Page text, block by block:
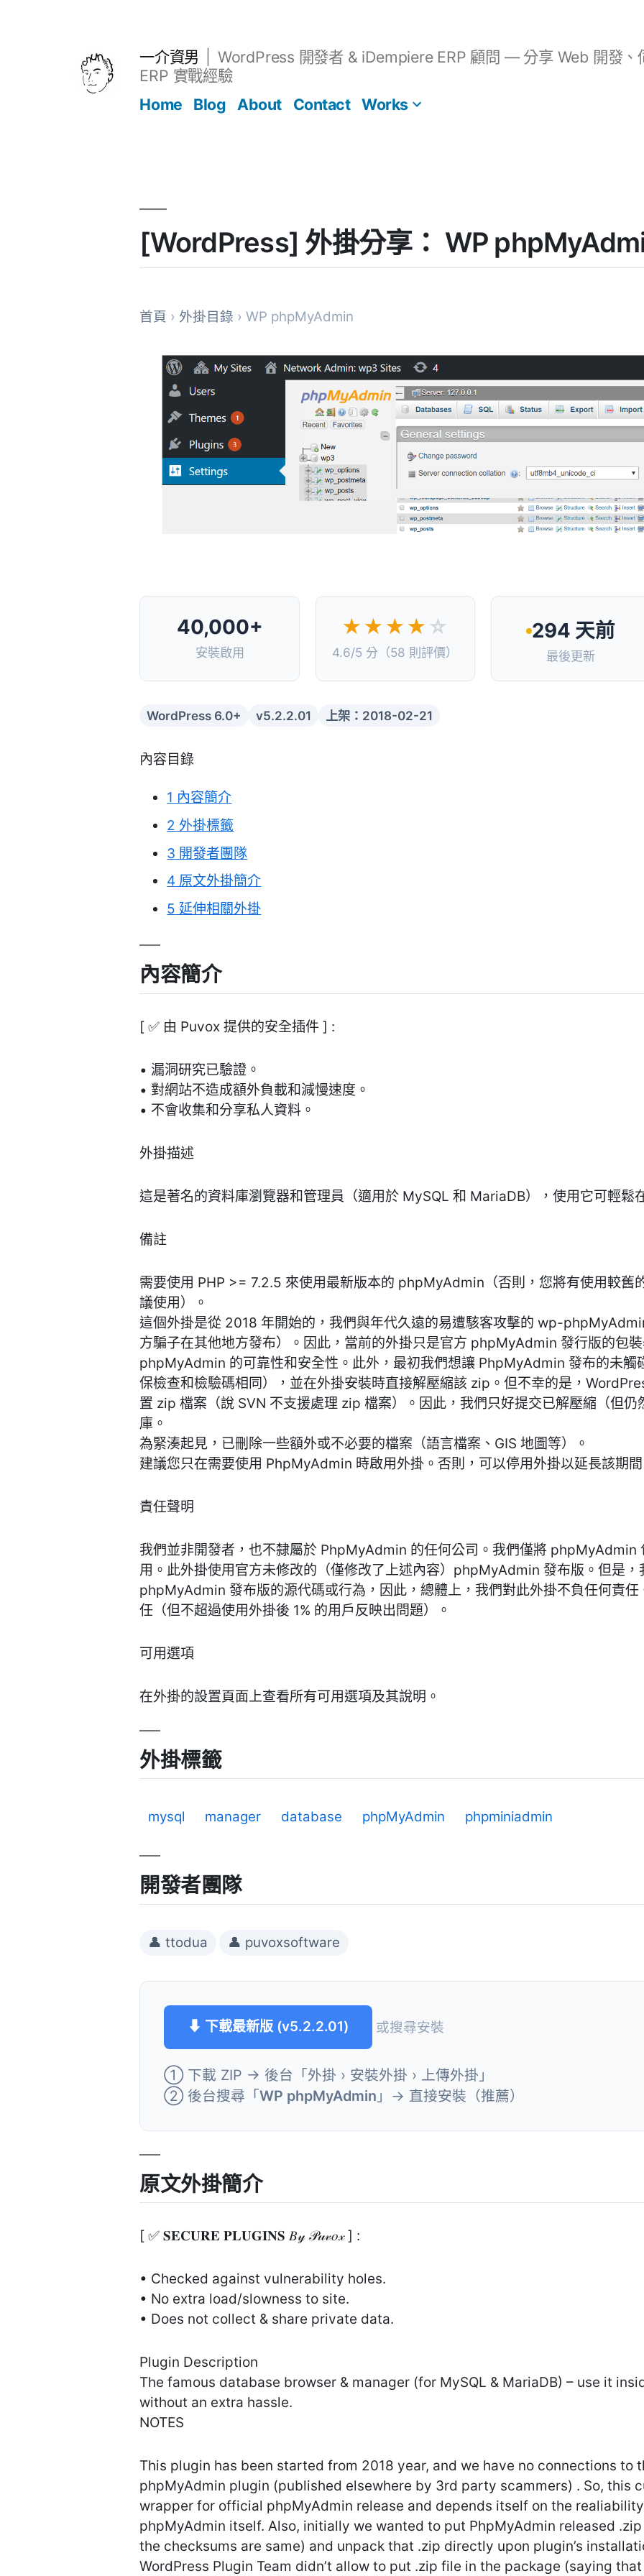
一介資男
WordPress 開發者 & iDempiere ERP 顧問 — 分享 Web 開發、
ERP 實戰經驗
Home
Blog About Contact Works
[WordPress] 外掛分享： WP
首頁 › 外掛目錄 › WP phpMyAdmin
40,000+
安裝啟用
★★★★ ☆
4.6/5 分（58 則評價）
294 天前
最後更新
WordPress 6.0+ v5.2.2.01 上架：2018-02-21
內容目錄
1 內容簡介
2 外掛標籤
3 開發者團隊
4 原文外掛簡介
5 延伸相關外掛
內容簡介
[ ✅ 由 Puvox 提供的安全插件 ] :
• 漏洞研究已驗證。
• 對網站不造成額外負載和減慢速度。
• 不會收集和分享私人資料。
外掛描述
這是著名的資料庫瀏覽器和管理員（適用於 MySQL 和 MariaDB），使用它可輕鬆
備註
需要使用 PHP >= 7.2.5 來使用最新版本的 phpMyAdmin（否則，您將有使用較舊
議使用）。
這個外掛是從 2018 年開始的，我們與年代久遠的易遭駭客攻擊的 wp-
方騙子在其他地方發布）。因此，當前的外掛只是官方 phpMyAdmin 發行版的包
phpMyAdmin 的可靠性和安全性。此外，最初我們想讓 PhpMyAdmin 發布的未觸
保檢查和檢驗碼相同），並在外掛安裝時直接解壓縮該 zip。但不幸的是，
置 zip 檔案（說 SVN 不支援處理 zip 檔案）。因此，我們只好提交已解壓縮（但
庫。
為緊湊起見，已刪除一些額外或不必要的檔案（語言檔案、GIS 地圖等）。
建議您只在需要使用 PhpMyAdmin 時啟用外掛。否則，可以停用外掛以延長該期
責任聲明
我們並非開發者，也不隸屬於 PhpMyAdmin 的任何公司。我們僅將 phpMyAdmin
用。此外掛使用官方未修改的（僅修改了上述內容）phpMyAdmin 發布版。但是
phpMyAdmin 發布版的源代碼或行為，因此，總體上，我們對此外掛不負任何責
任（但不超過使用外掛後 1% 的用戶反映出問題）。
可用選項
在外掛的設置頁面上查看所有可用選項及其說明。
外掛標籤
mysql manager database phpMyAdmin phpminiadmin
開發者團隊
👤 ttodua 👤 puvoxsoftware
⬇ 下載最新版 (v5.2.2.01) 或搜尋安裝
① 下載 ZIP → 後台「外掛 › 安裝外掛 › 上傳外掛」
② 後台搜尋「WP phpMyAdmin 」→ 直接安裝（推薦）
原文外掛簡介
[ ✅ 𝐒𝐄𝐂𝐔𝐑𝐄 𝐏𝐋𝐔𝐆𝐈𝐍𝐒 𝐵𝓎 𝒫𝓊𝓋𝑜𝓍 ] :
• Checked against vulnerability holes.
• No extra load/slowness to site.
• Does not collect & share private data.
Plugin Description
The famous database browser & manager (for MySQL & MariaDB) – use it
without an extra hassle.
NOTES
This plugin has been started from 2018 year, and we have no connections to
phpMyAdmin plugin (published elsewhere by 3rd party scammers) . So, this
wrapper for official phpMyAdmin release and depends itself on the
phpMyAdmin itself. Also, initially we wanted to put PhpMyAdmin released
the checksums are same) and unpack that .zip directly upon plugin’s
WordPress Plugin Team didn’t allow to put .zip file in the package (saying